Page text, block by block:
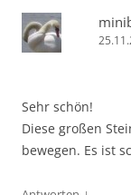
Sehr schön!
Diese großen
bewegen. Es ist